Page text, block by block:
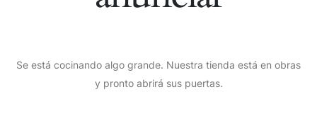
Se está cocinando algo grande. Nuestra tienda está en obras
y pronto abrirá sus puertas.